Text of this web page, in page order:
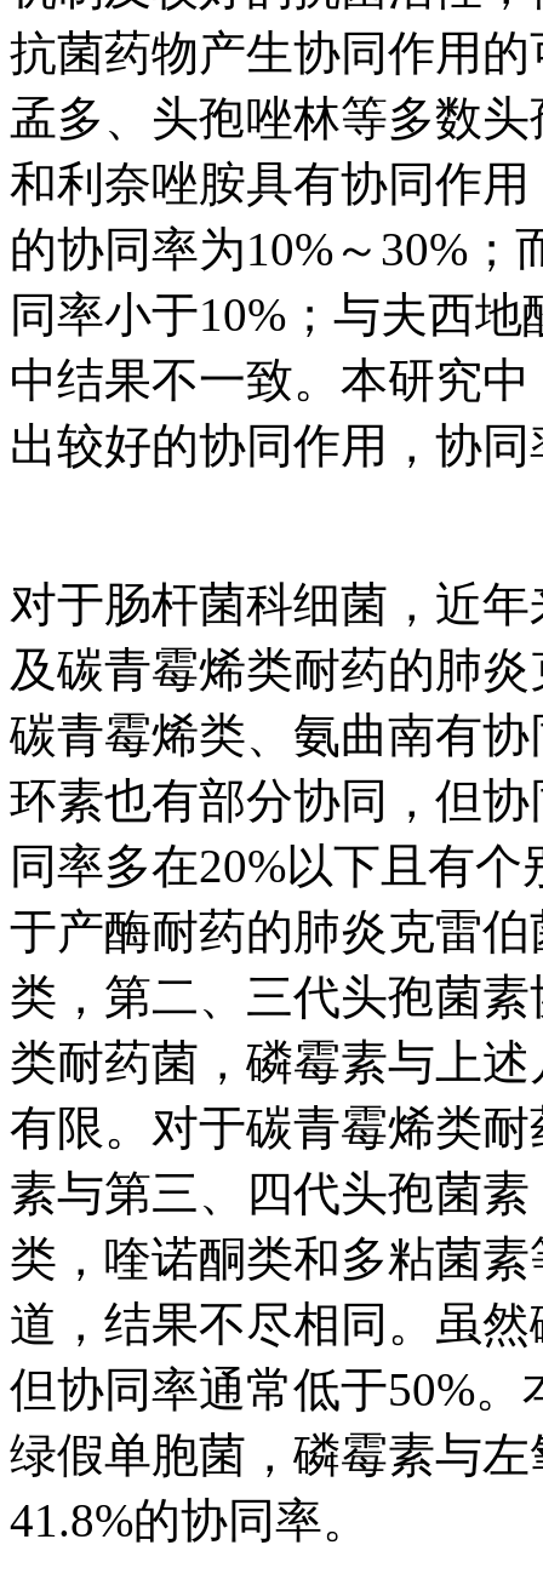
抗菌药物产生协同作用
孟多、头孢唑林等多数
和利奈唑胺具有协同作
的协同率为10%～30%
同率小于10%；与夫西
中结果不一致。本研究
出较好的协同作用，协
对于肠杆菌科细菌，近
及碳青霉烯类耐药的肺
碳青霉烯类、氨曲南有
环素也有部分协同，但
同率多在20%以下且有
于产酶耐药的肺炎克雷
类，第二、三代头孢菌
类耐药菌，磷霉素与上
有限。对于碳青霉烯类
素与第三、四代头孢菌
类，喹诺酮类和多粘菌
道，结果不尽相同。虽
但协同率通常低于50%
绿假单胞菌，磷霉素与
41.8%的协同率。